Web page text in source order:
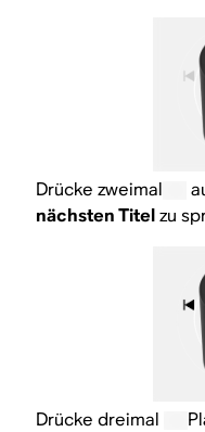
Drücke zweimal
nächsten Titelzu
Drücke dreimal